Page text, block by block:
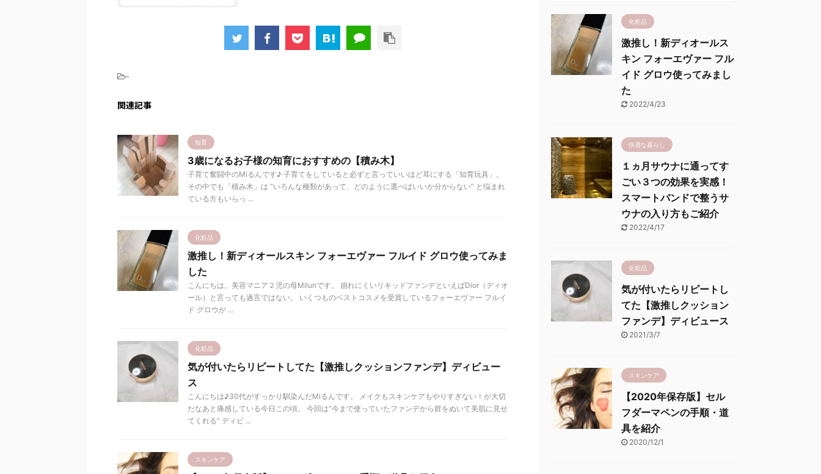
-
関連記事
知育
3歳になるお子様の知育におすすめの【積み木】
子育て奮闘中のMiるんです♪ 子育てをしていると必ずと言っていいほど耳にする「知育玩具」。
その中でも「積み木」は “いろんな種類があって、どのように選べばいいか分からない” と悩まれ
ている方もいらっ ...
化粧品
激推し！新ディオールスキン フォーエヴァー フルイド グロウ使ってみま
した
こんにちは。美容マニア２児の母Milunです。 崩れにくいリキッドファンデといえばDior（ディオ
ール）と言っても過言ではない。 いくつものベストコスメを受賞しているフォーエヴァー フルイ
ド グロウが ...
化粧品
気が付いたらリピートしてた【激推しクッションファンデ】ディビュー
ス
こんにちは♪30代がすっかり馴染んだMiるんです。 メイクもスキンケアもやりすぎない！が大切
だなあと痛感している今日この頃。 今回は“今まで使っていたファンデから群をぬいて美肌に見せ
てくれる“ ディビ ...
スキンケア
化粧品
激推し！新ディオールス
キン フォーエヴァー フル
イド グロウ使ってみまし
た
2022/4/23
快適な暮らし
１ヵ月サウナに通ってす
ごい３つの効果を実感！
スマートバンドで整うサ
ウナの入り方もご紹介
2022/4/17
化粧品
気が付いたらリピートし
てた【激推しクッション
ファンデ】ディビュース
2021/3/7
スキンケア
【2020年保存版】セル
フダーマペンの手順・道
具を紹介
2020/12/1